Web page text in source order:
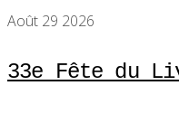
Août 29 2026
33e Fête du